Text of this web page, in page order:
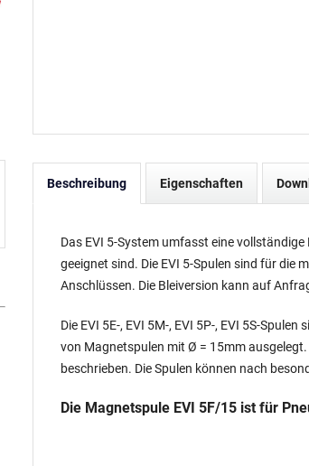
Beschreibung Eigenschaften
Das EVI 5-System umfasst eine
geeignet sind. Die EVI 5-Spulen sind für die
Anschlüssen. Die Bleiversion kann auf
Die EVI 5E-, EVI 5M-, EVI 5P-, EVI 5S-
von Magnetspulen mit Ø = 15mm
beschrieben. Die Spulen können nach
Die Magnetspule EVI 5F/15 ist für